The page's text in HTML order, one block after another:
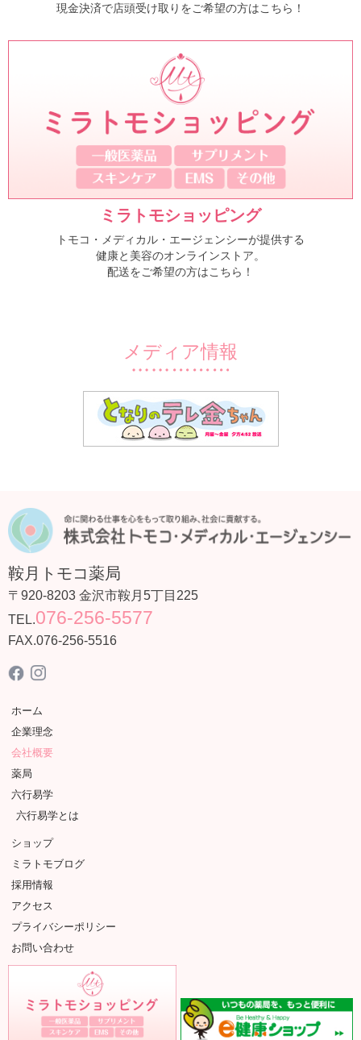
現金決済で店頭受け取りをご希望の方はこちら！
ミラトモショッピング
トモコ・メディカル・エージェンシーが提供する
健康と美容のオンラインストア。
配送をご希望の方はこちら！
メディア情報
鞍月トモコ薬局
〒920-8203 金沢市鞍月5丁目225
TEL.076-256-5577
FAX.076-256-5516
ホーム
企業理念
会社概要
薬局
六行易学
六行易学とは
ショップ
ミラトモブログ
採用情報
アクセス
プライバシーポリシー
お問い合わせ